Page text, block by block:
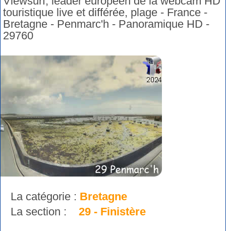
touristique live et différée, plage - France -
Bretagne - Penmarc'h - Panoramique HD -
29760
La catégorie : Bretagne
La section : 29 - Finistère